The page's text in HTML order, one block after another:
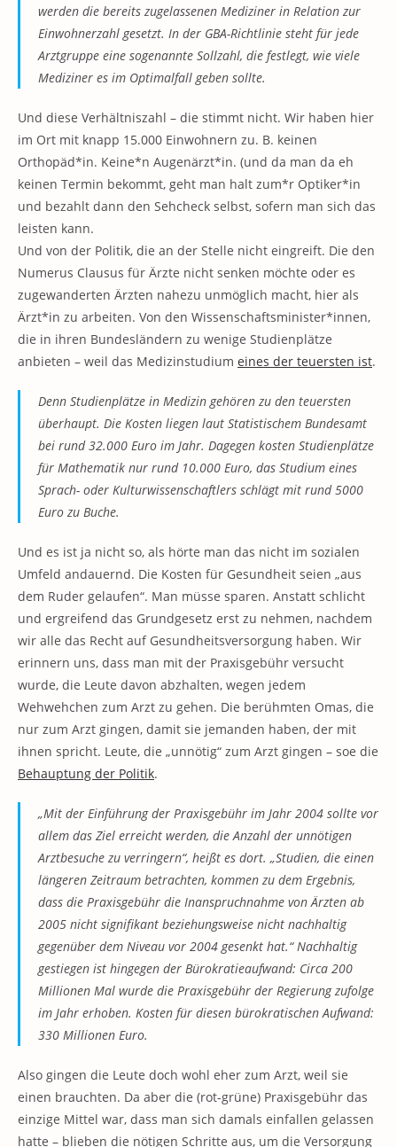
werden die bereits zugelassenen Mediziner in Relation zur
Einwohnerzahl gesetzt. In der GBA-Richtlinie steht für jede
Arztgruppe eine sogenannte Sollzahl, die festlegt, wie viele
Mediziner es im Optimalfall geben sollte.
Und diese Verhältniszahl – die stimmt nicht. Wir haben hier
im Ort mit knapp 15.000 Einwohnern zu. B. keinen
Orthopäd*in. Keine*n Augenärzt*in. (und da man da eh
keinen Termin bekommt, geht man halt zum*r Optiker*in
und bezahlt dann den Sehcheck selbst, sofern man sich das
leisten kann.
Und von der Politik, die an der Stelle nicht eingreift. Die den
Numerus Clausus für Ärzte nicht senken möchte oder es
zugewanderten Ärzten nahezu unmöglich macht, hier als
Ärzt*in zu arbeiten. Von den Wissenschaftsminister*innen,
die in ihren Bundesländern zu wenige Studienplätze
anbieten – weil das Medizinstudium eines der teuersten ist.
Denn Studienplätze in Medizin gehören zu den teuersten
überhaupt. Die Kosten liegen laut Statistischem Bundesamt
bei rund 32.000 Euro im Jahr. Dagegen kosten Studienplätze
für Mathematik nur rund 10.000 Euro, das Studium eines
Sprach- oder Kulturwissenschaftlers schlägt mit rund 5000
Euro zu Buche.
Und es ist ja nicht so, als hörte man das nicht im sozialen
Umfeld andauernd. Die Kosten für Gesundheit seien „aus
dem Ruder gelaufen“. Man müsse sparen. Anstatt schlicht
und ergreifend das Grundgesetz erst zu nehmen, nachdem
wir alle das Recht auf Gesundheitsversorgung haben. Wir
erinnern uns, dass man mit der Praxisgebühr versucht
wurde, die Leute davon abzhalten, wegen jedem
Wehwehchen zum Arzt zu gehen. Die berühmten Omas, die
nur zum Arzt gingen, damit sie jemanden haben, der mit
ihnen spricht. Leute, die „unnötig“ zum Arzt gingen – soe die
Behauptung der Politik.
„Mit der Einführung der Praxisgebühr im Jahr 2004 sollte vor
allem das Ziel erreicht werden, die Anzahl der unnötigen
Arztbesuche zu verringern“, heißt es dort. „Studien, die einen
längeren Zeitraum betrachten, kommen zu dem Ergebnis,
dass die Praxisgebühr die Inanspruchnahme von Ärzten ab
2005 nicht signifikant beziehungsweise nicht nachhaltig
gegenüber dem Niveau vor 2004 gesenkt hat.“ Nachhaltig
gestiegen ist hingegen der Bürokratieaufwand: Circa 200
Millionen Mal wurde die Praxisgebühr der Regierung zufolge
im Jahr erhoben. Kosten für diesen bürokratischen Aufwand:
330 Millionen Euro.
Also gingen die Leute doch wohl eher zum Arzt, weil sie
einen brauchten. Da aber die (rot-grüne) Praxisgebühr das
einzige Mittel war, dass man sich damals einfallen gelassen
hatte – blieben die nötigen Schritte aus, um die Versorgung